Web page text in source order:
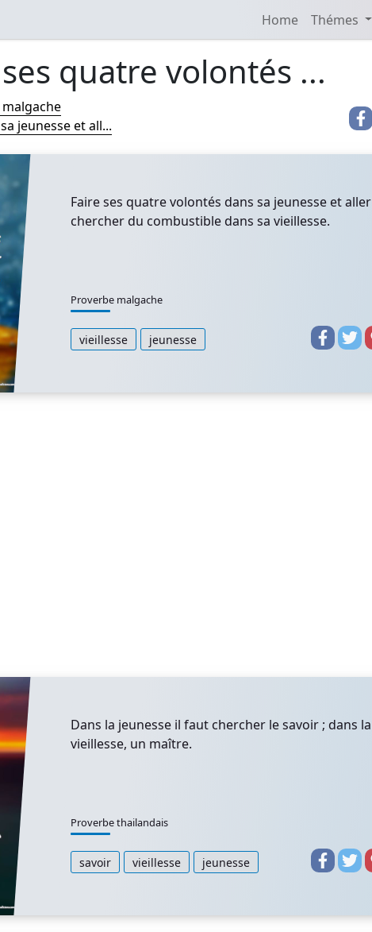
Home Thémes
quatre volontés ...
jeunesse et all...
Faire ses quatre volontés dans sa jeunesse et aller
chercher du combustible dans sa vieillesse.
Proverbe malgache
vieillesse jeunesse
Dans la jeunesse il faut chercher le savoir ; dans la
vieillesse, un maître.
Proverbe thailandais
savoir vieillesse jeunesse